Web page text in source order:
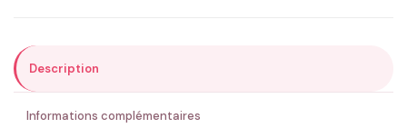
ENVOYER MA DEMANDE ✨
Description
Informations complémentaires